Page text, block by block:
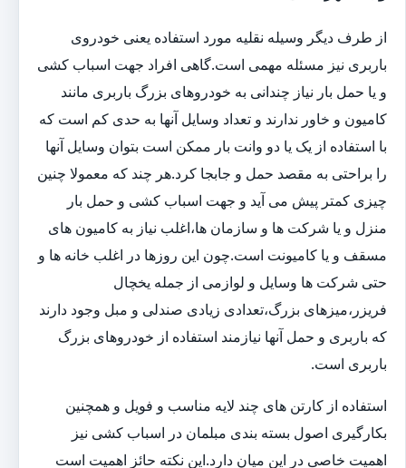
از طرف دیگر وسیله نقلیه مورد استفاده یعنی خودروی
باربری نیز مسئله مهمی است.گاهی افراد جهت اسباب کشی
و یا حمل بار نیاز چندانی به خودروهای بزرگ باربری مانند
کامیون و خاور ندارند و تعداد وسایل آنها به حدی کم است که
با استفاده از یک یا دو وانت بار ممکن است بتوان وسایل آنها
را براحتی به مقصد حمل و جابجا کرد.هر چند که معمولا چنین
چیزی کمتر پیش می آید و جهت اسباب کشی و حمل بار
منزل و یا شرکت ها و سازمان ها،اغلب نیاز به کامیون های
مسقف و یا کامیونت است.چون این روزها در اغلب خانه ها و
حتی شرکت ها وسایل و لوازمی از جمله یخچال
فریزر،میزهای بزرگ،تعدادی زیادی صندلی و مبل وجود دارند
که باربری و حمل آنها نیازمند استفاده از خودروهای بزرگ
باربری است.
استفاده از کارتن های چند لایه مناسب و فویل و همچنین
بکارگیری اصول بسته بندی مبلمان در اسباب کشی نیز
اهمیت خاصی در این میان دارد.این نکته حائز اهمیت است